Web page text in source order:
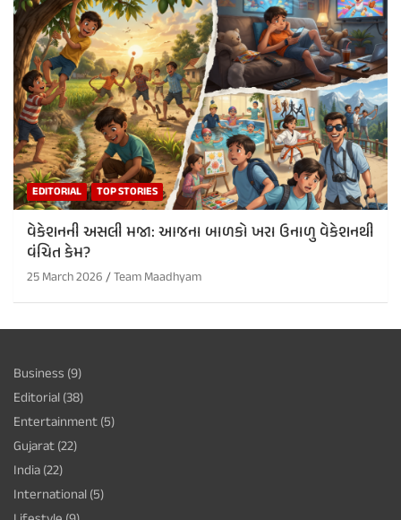
EDITORIAL TOP STORIES
વેકેશનની અસલી મજા: આજના બાળકો ખરા ઉનાળુ વેકેશનથી
વંચિત કેમ?
25 March 2026 Team Maadhyam
Business (9)
Editorial(38)
Entertainment(5)
Gujarat(22)
India(22)
International(5)